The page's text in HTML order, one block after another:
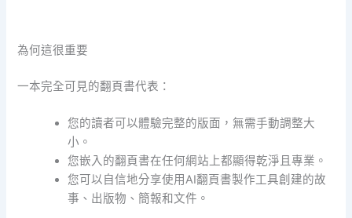
為何這很重要
一本完全可見的翻頁書代表：
您的讀者可以體驗完整的版面，無需手動調整大
小。
您嵌入的翻頁書在任何網站上都顯得乾淨且專業。
您可以自信地分享使用AI翻頁書製作工具創建的故
事、出版物、簡報和文件。